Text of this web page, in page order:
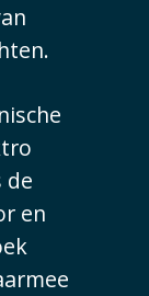
de
en